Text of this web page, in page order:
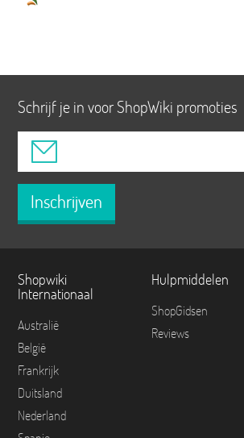
Schrijf je in voor ShopWiki promoties
Inschrijven
Shopwiki
Internationaal
Australië
België
Frankrijk
Duitsland
Nederland
Hulpmiddelen
ShopGidsen
Reviews